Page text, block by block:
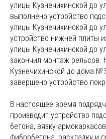
улицы Кузнечихинской до
выполнено устройство
улицы Кузнечихинской до
устройство нижней плиты
улицы Кузнечихинской до
закончил монтаж рельсов.
Кузнечихинской до дома №
завершено устройство
В настоящее время
производит устройство
бетона, вязку